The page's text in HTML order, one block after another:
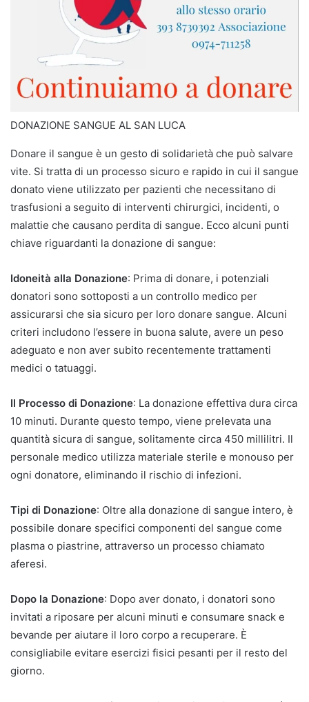
DONAZIONE SANGUE AL SAN LUCA
Donare il sangue è un gesto di solidarietà che può salvare
vite. Si tratta di un processo sicuro e rapido in cui il sangue
donato viene utilizzato per pazienti che necessitano di
trasfusioni a seguito di interventi chirurgici, incidenti, o
malattie che causano perdita di sangue. Ecco alcuni punti
chiave riguardanti la donazione di sangue:
Idoneità alla Donazione: Prima di donare, i potenziali
donatori sono sottoposti a un controllo medico per
assicurarsi che sia sicuro per loro donare sangue. Alcuni
criteri includono l’essere in buona salute, avere un peso
adeguato e non aver subito recentemente trattamenti
medici o tatuaggi.
Il Processo di Donazione: La donazione effettiva dura circa
10 minuti. Durante questo tempo, viene prelevata una
quantità sicura di sangue, solitamente circa 450 millilitri. Il
personale medico utilizza materiale sterile e monouso per
ogni donatore, eliminando il rischio di infezioni.
Tipi di Donazione: Oltre alla donazione di sangue intero, è
possibile donare specifici componenti del sangue come
plasma o piastrine, attraverso un processo chiamato
aferesi.
Dopo la Donazione: Dopo aver donato, i donatori sono
invitati a riposare per alcuni minuti e consumare snack e
bevande per aiutare il loro corpo a recuperare. È
consigliabile evitare esercizi fisici pesanti per il resto del
giorno.